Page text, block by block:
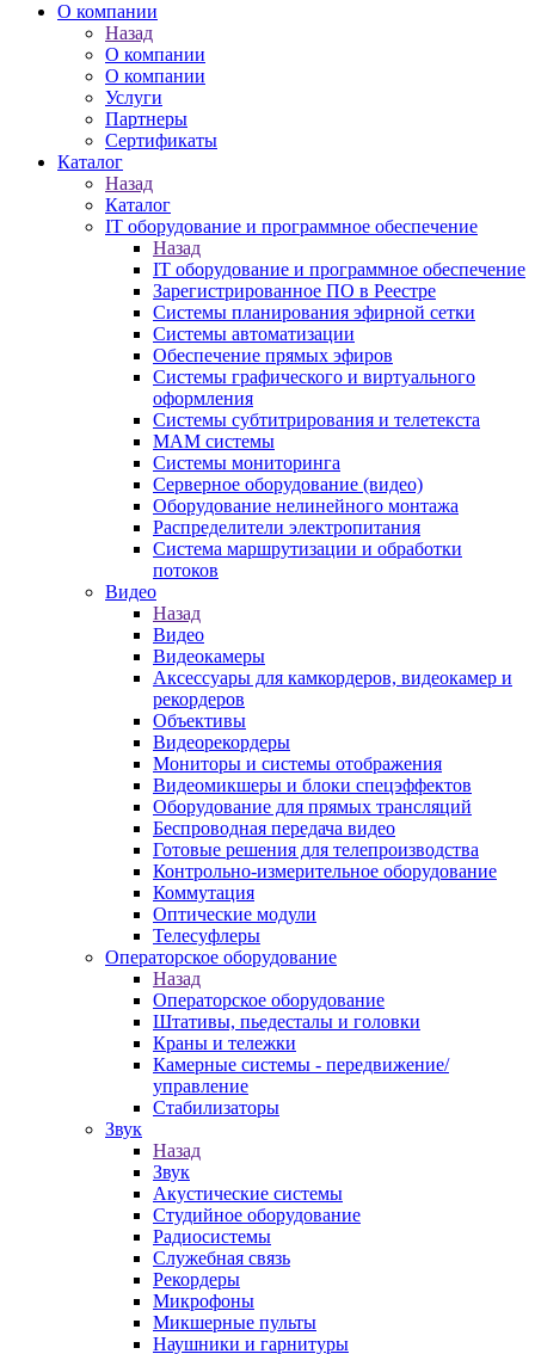
О компании
Назад
О компании
О компании
Услуги
Партнеры
Сертификаты
Каталог
Назад
Каталог
IT оборудование и программное обеспечение
Назад
IT оборудование и программное обеспечение
Зарегистрированное ПО в Реестре
Системы планирования эфирной сетки
Системы автоматизации
Обеспечение прямых эфиров
Системы графического и виртуального
оформления
Системы субтитрирования и телетекста
MAM системы
Системы мониторинга
Серверное оборудование (видео)
Оборудование нелинейного монтажа
Распределители электропитания
Система маршрутизации и обработки
потоков
Видео
Назад
Видео
Видеокамеры
Аксессуары для камкордеров, видеокамер и
рекордеров
Объективы
Видеорекордеры
Мониторы и системы отображения
Видеомикшеры и блоки спецэффектов
Оборудование для прямых трансляций
Беспроводная передача видео
Готовые решения для телепроизводства
Контрольно-измерительное оборудование
Коммутация
Оптические модули
Телесуфлеры
Операторское оборудование
Назад
Операторское оборудование
Штативы, пьедесталы и головки
Краны и тележки
Камерные системы - передвижение/
управление
Стабилизаторы
Звук
Назад
Звук
Акустические системы
Студийное оборудование
Радиосистемы
Служебная связь
Рекордеры
Микрофоны
Микшерные пульты
Наушники и гарнитуры